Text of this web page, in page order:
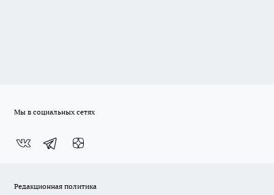
Мы в социальных сетях
Редакционная политика